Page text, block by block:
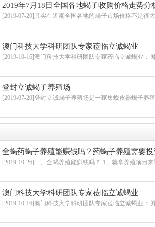
2019年7月18日全国各地蝎子收购价格走势分
[2019-07-20]其实在近期全国各地的蝎子市场价格不是很
澳门科技大学科研团队专家莅临立诚蝎业
[2019-10-16]澳门科技大学科研团队专家莅临立诚蝎业：
登封立诚蝎子养殖场
[2019-07-20]登封立诚蝎子养殖场是一家集蜕皮器蝎子养
全蝎药蝎子养殖能赚钱吗？药蝎子养殖需要投
[2019-10-26]一、全蝎养殖能赚钱吗？ 1、就拿养殖项目来
澳门科技大学科研团队专家莅临立诚蝎业
[2019-10-16]澳门科技大学科研团队专家莅临立诚蝎业：